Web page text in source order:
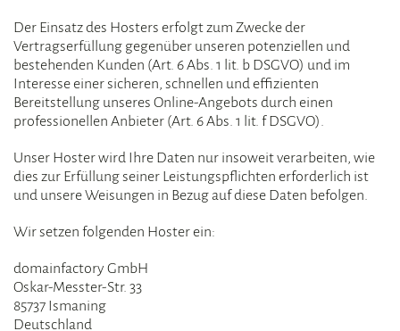
Der Einsatz des Hosters erfolgt zum Zwecke der
Vertragserfüllung gegenüber unseren potenziellen und
bestehenden Kunden (Art. 6 Abs. 1 lit. b DSGVO) und im
Interesse einer sicheren, schnellen und effizienten
Bereitstellung unseres Online-Angebots durch einen
professionellen Anbieter (Art. 6 Abs. 1 lit. f DSGVO).
Unser Hoster wird Ihre Daten nur insoweit verarbeiten, wie
dies zur Erfüllung seiner Leistungspflichten erforderlich ist
und unsere Weisungen in Bezug auf diese Daten befolgen.
Wir setzen folgenden Hoster ein:
domainfactory GmbH
Oskar-Messter-Str. 33
85737 Ismaning
Deutschland